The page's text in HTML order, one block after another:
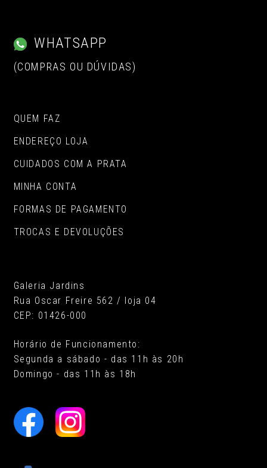
WHATSAPP
(COMPRAS OU DÚVIDAS)
QUEM FAZ
ENDEREÇO LOJA
CUIDADOS COM A PRATA
MINHA CONTA
FORMAS DE PAGAMENTO
TROCAS E DEVOLUÇÕES
Galeria Jardins
Rua Oscar Freire 562 / loja 04
CEP: 01426-000
Horário de Funcionamento:
Segunda a sábado - das 11h às 20h
Domingo - das 11h às 18h